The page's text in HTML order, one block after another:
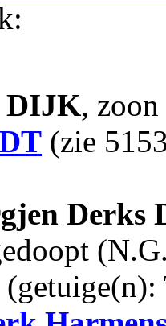
DIJK,
(zie
Derks